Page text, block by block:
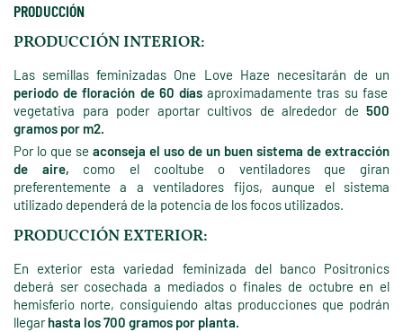
PRODUCCIÓN
PRODUCCIÓN INTERIOR:
Las semillas feminizadas One Love Haze necesitarán de un
periodo de floración de 60 días aproximadamente tras su fase
vegetativa para poder aportar cultivos de alrededor de 500
gramos por m2.
Por lo que se aconseja el uso de un buen sistema de extracción
de aire, como el cooltube o ventiladores que giran
preferentemente a a ventiladores fijos, aunque el sistema
utilizado dependerá de la potencia de los focos utilizados.
PRODUCCIÓN EXTERIOR:
En exterior esta variedad feminizada del banco Positronics
deberá ser cosechada a mediados o finales de octubre en el
hemisferio norte, consiguiendo altas producciones que podrán
llegarhasta los 700 gramos por planta.